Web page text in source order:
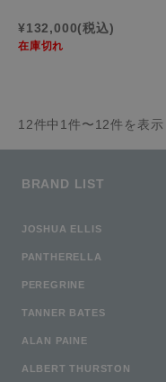
¥132,000(税込)
在庫切れ
12件中1件〜12件を表示
BRAND LIST
JOSHUA ELLIS
PANTHERELLA
PEREGRINE
TANNER BATES
ALAN PAINE
ALBERT THURSTON